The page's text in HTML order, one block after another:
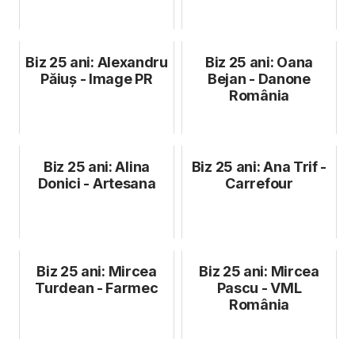
Biz 25 ani: Alexandru
Păiuș - Image PR
Biz 25 ani: Oana
Bejan - Danone
România
Biz 25 ani: Alina
Donici - Artesana
Biz 25 ani: Ana Trif -
Carrefour
Biz 25 ani: Mircea
Turdean - Farmec
Biz 25 ani: Mircea
Pascu - VML
România